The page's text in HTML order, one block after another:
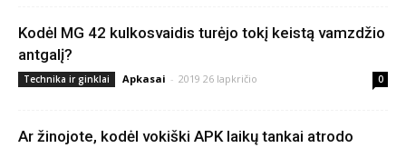
Kodėl MG 42 kulkosvaidis turėjo tokį keistą vamzdžio
antgalį?
Technika ir ginklai Apkasai - 2019 26 lapkričio 0
Ar žinojote, kodėl vokiški APK laikų tankai atrodo